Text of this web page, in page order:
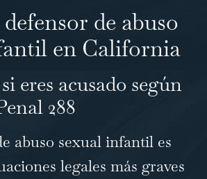
de abuso
en California
eres acusado según
288
abuso sexual infantil es
legales más graves